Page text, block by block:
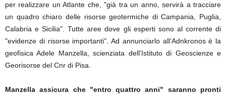
per realizzare un Atlante che, "già tra un anno, servirà a tracciare
un quadro chiaro delle risorse geotermiche di Campania, Puglia,
Calabria e Sicilia". Tutte aree dove gli esperti sono al corrente di
"evidenze di risorse importanti". Ad annunciarlo all’Adnkronos è la
geofisica Adele Manzella, scienziata dell’Istituto di Geoscienze e
Georisorse del Cnr di Pisa.
Manzella assicura che "entro quattro anni" saranno pronti